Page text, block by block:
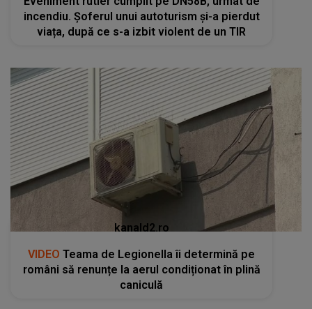
incendiu. Șoferul unui autoturism și-a pierdut
viața, după ce s-a izbit violent de un TIR
kanald2.ro
VIDEO Teama de Legionella îi determină pe
români să renunțe la aerul condiționat în plină
caniculă